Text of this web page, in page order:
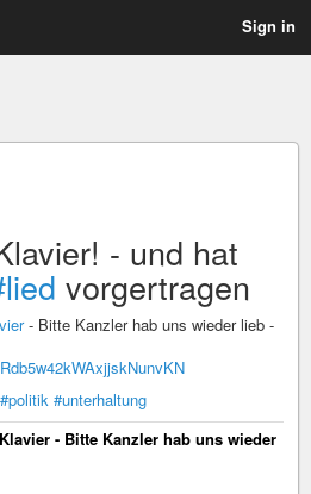
Sign in
- und hat
vorgertragen
- Bitte Kanzler hab uns wieder lieb -
#politik #unterhaltung
- Bitte Kanzler hab uns wieder